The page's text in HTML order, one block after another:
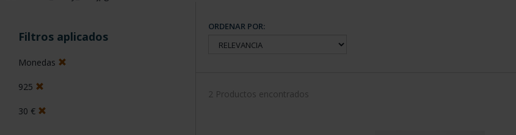
Filtros aplicados
Monedas
925
30 €
ORDENAR POR:
2 Productos encontrados